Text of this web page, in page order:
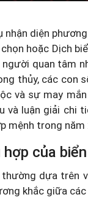
nhận diện
hoặc Dịch
quan tâm
thủy, các
và sự may
và luận giải chi
mệnh trong năm
của
dựa trên
khắc giữa